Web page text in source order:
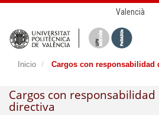
Valencià
Inicio Cargos con responsabilidad
Cargos con responsabilidad
directiva